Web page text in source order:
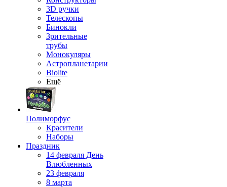
3D ручки
Телескопы
Бинокли
Зрительные
трубы
Монокуляры
Астропланетарии
Biolite
Ещё
Полиморфус
Красители
Наборы
Праздник
14 февраля День
Влюбленных
23 февраля
8 марта